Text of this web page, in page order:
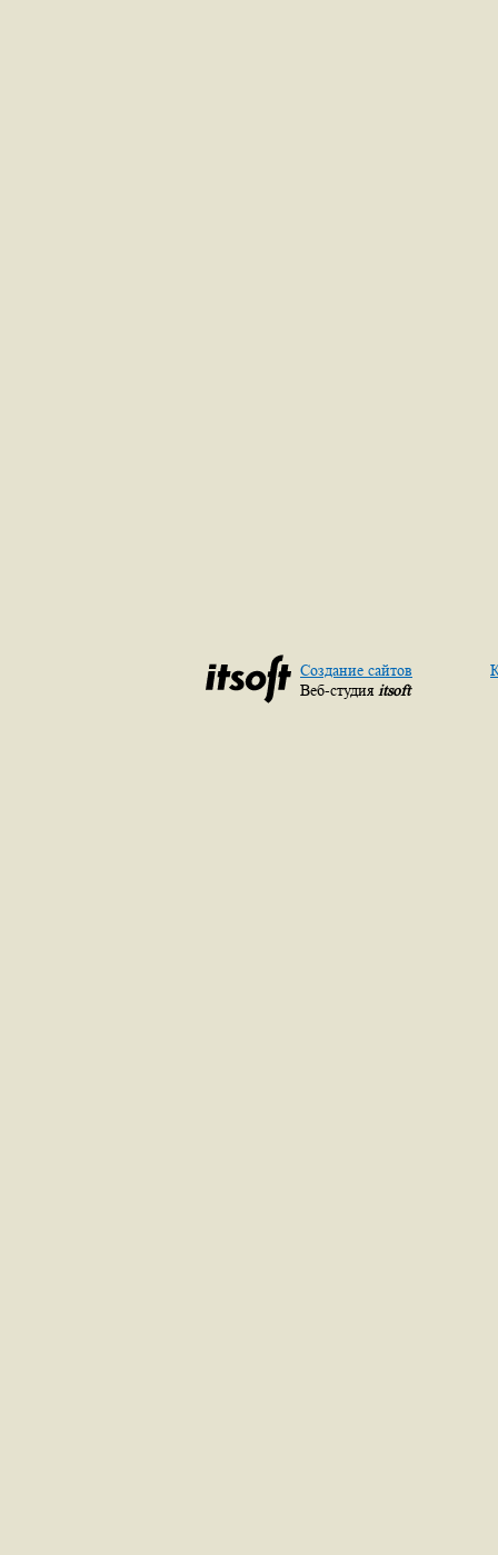
Создание сайтов
Веб-студия itsoft